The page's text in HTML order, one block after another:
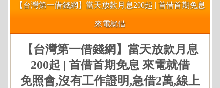
【台灣第一借錢網】當天放款月息200起 | 首借首期免息
來電就借
【台灣第一借錢網】當天放款月息
200起 | 首借首期免息 來電就借
免照會,沒有工作證明,急借2萬,線上